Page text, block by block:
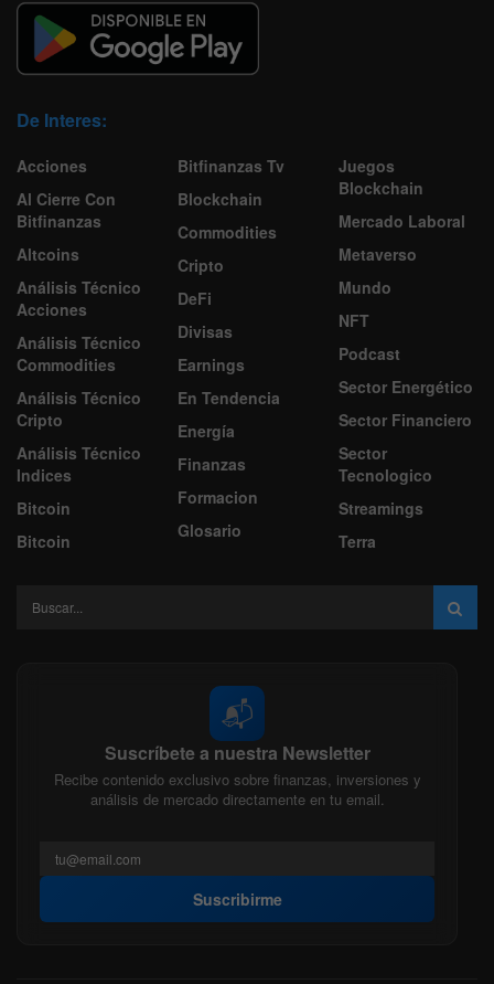
De Interes:
Acciones
Al Cierre Con
Bitfinanzas
Altcoins
Análisis Técnico
Acciones
Análisis Técnico
Commodities
Análisis Técnico
Cripto
Análisis Técnico
Indices
Bitcoin
Bitcoin
Bitfinanzas Tv
Blockchain
Commodities
Cripto
DeFi
Divisas
Earnings
En Tendencia
Energía
Finanzas
Formacion
Glosario
Juegos
Blockchain
Mercado Laboral
Metaverso
Mundo
NFT
Podcast
Sector Energético
Sector Financiero
Sector
Tecnologico
Streamings
Terra
📬
Suscríbete a nuestra Newsletter
Recibe contenido exclusivo sobre finanzas, inversiones y
análisis de mercado directamente en tu email.
Suscribirme